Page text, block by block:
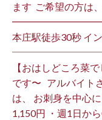
ます ⁡ ご希望の方は
本庄駅徒歩30秒 イ
【おはしどころ菜
です〜 ⁡ ⁡ アルバイト
は、 お刺身を中心
1,150円 ・週1日か